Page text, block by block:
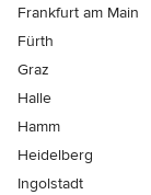
Frankfurt am Main
Fürth
Graz
Halle
Hamm
Heidelberg
Ingolstadt